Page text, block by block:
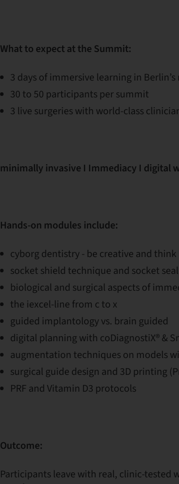
What to expect at the Summit:
3 days of immersive learning in
30 to 50 participants per summit
3 live surgeries with world-class
minimally invasive I Immediacy I digital
Hands-on modules include:
cyborg dentistry - be creative and
socket shield technique and socket
biological and surgical aspects of
the iexcel-line from c to x
guided implantology vs. brain guided
digital planning with coDiagnostiX® &
augmentation techniques on models
surgical guide design and 3D printing
PRF and Vitamin D3 protocols
Outcome:
Participants leave with real, clinic-